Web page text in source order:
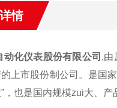
情
动化仪表股份有限公司 ,由
上市股份制公司。是国
，也是国内规模zui大、